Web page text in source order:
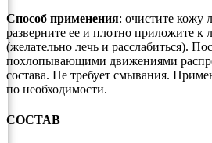
Способ применения: очистите кожу
разверните ее и плотно приложите к
(желательно лечь и расслабиться).
похлопывающими движениями
состава. Не требует смывания.
по необходимости.
СОСТАВ